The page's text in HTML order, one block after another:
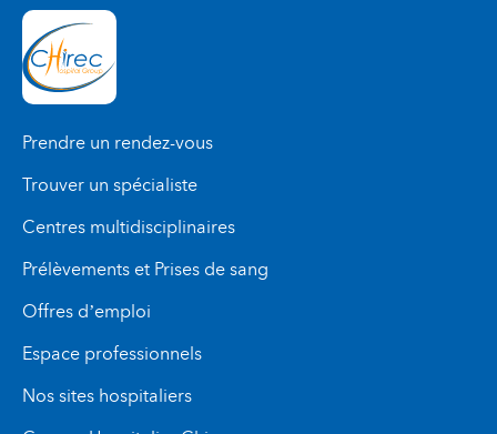
Prendre un rendez-vous
Trouver un spécialiste
Centres multidisciplinaires
Prélèvements et Prises de sang
Offres d’emploi
Espace professionnels
Nos sites hospitaliers